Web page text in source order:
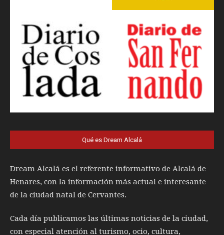
Qué es Dream Alcalá
Dream Alcalá es el referente informativo de Alcalá de
Henares, con la información más actual e interesante
de la ciudad natal de Cervantes.
Cada día publicamos las últimas noticias de la ciudad,
con especial atención al turismo, ocio, cultura,